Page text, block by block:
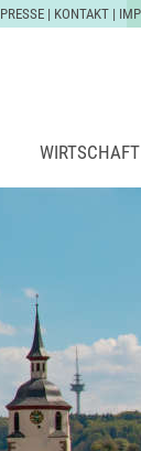
PRESSE | KONTAKT |
WIRTSCHAFT